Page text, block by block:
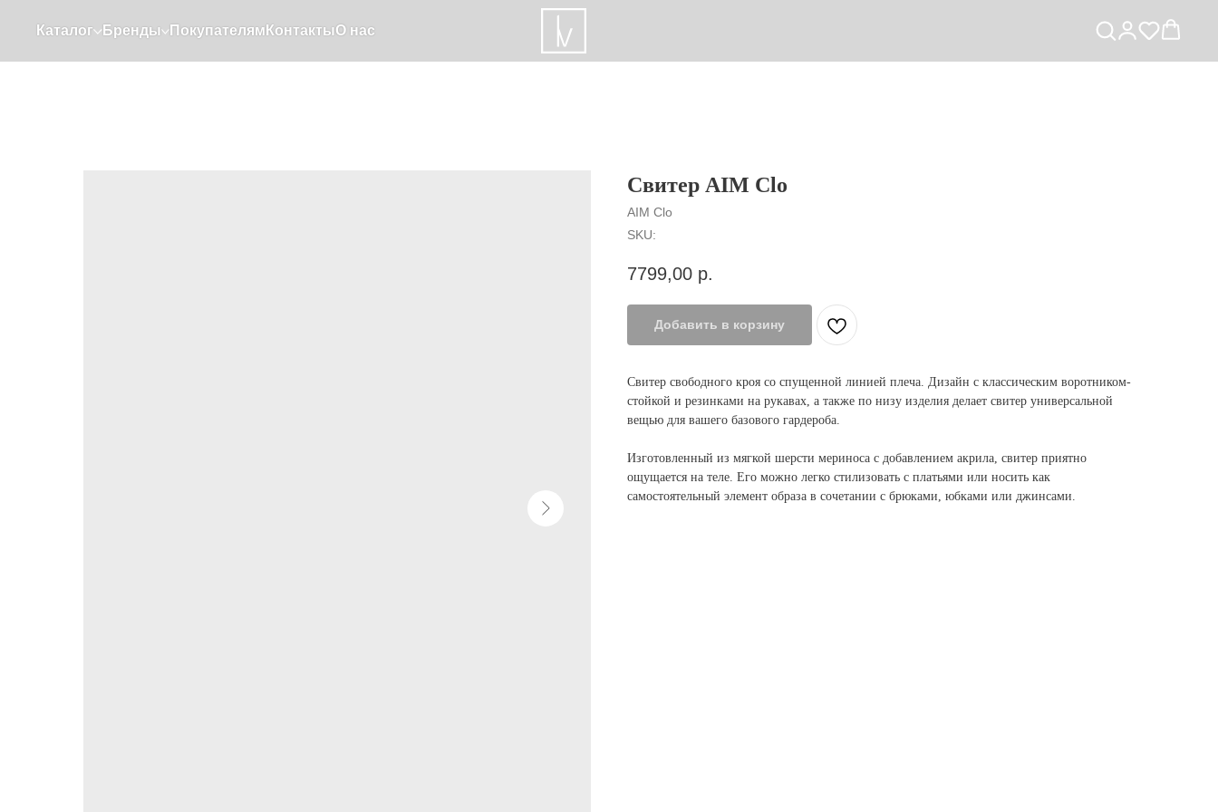
Каталог Бренды Покупателям КонтактыО нас
Свитер AIM Clo
AIM Clo
SKU:
7799,00 р.
Добавить в корзину
Свитер свободного кроя со спущенной линией плеча. Дизайн с классическим воротником-
стойкой и резинками на рукавах, а также по низу изделия делает свитер универсальной
вещью для вашего базового гардероба.
Изготовленный из мягкой шерсти мериноса с добавлением акрила, свитер приятно
ощущается на теле. Его можно легко стилизовать с платьями или носить как
самостоятельный элемент образа в сочетании с брюками, юбками или джинсами.